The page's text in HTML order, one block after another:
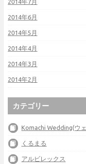
2014年7月
2014年6月
2014年5月
2014年4月
2014年3月
2014年2月
カテゴリー
Komachi Wedding(ウ
くるまる
アルビレックス